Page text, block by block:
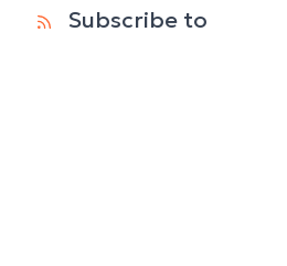
Subscribe to